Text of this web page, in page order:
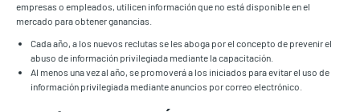
empresas o empleados, utilicen información que no está disponible en el
mercado para obtener ganancias.
Cada año, a los nuevos reclutas se les aboga por el concepto de prevenir el
abuso de información privilegiada mediante la capacitación.
Al menos una vez al año, se promoverá a los iniciados para evitar el uso de
información privilegiada mediante anuncios por correo electrónico.